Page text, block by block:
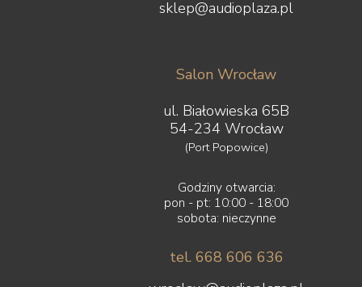
sklep@audioplaza.pl
Salon Wrocław
ul. Białowieska 65B
54-234 Wrocław
(Port Popowice)
Godziny otwarcia:
pon - pt: 10:00 - 18:00
sobota: nieczynne
tel. 668 606 636